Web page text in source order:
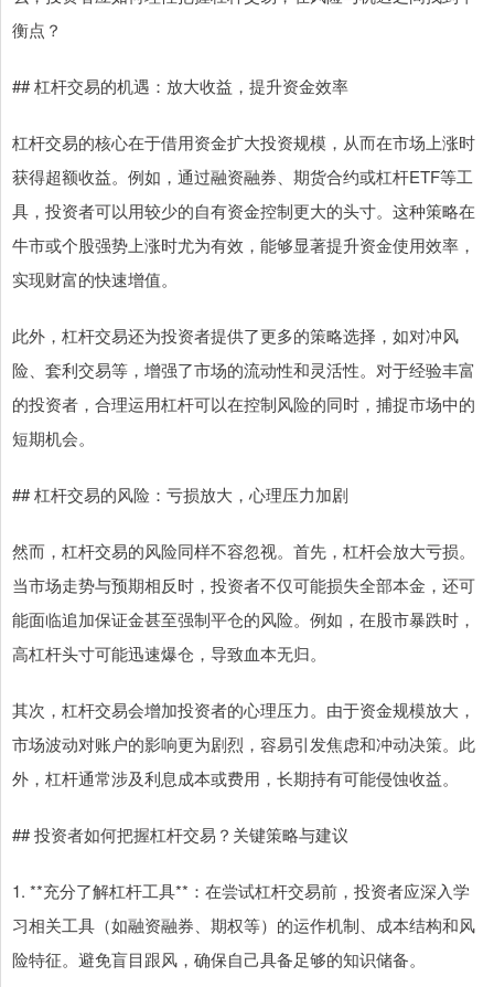
衡点？
## 杠杆交易的机遇：放大收益，提升资金效率
杠杆交易的核心在于借用资金扩大投资规模，从而在市场上涨时
获得超额收益。例如，通过融资融券、期货合约或杠杆ETF等工
具，投资者可以用较少的自有资金控制更大的头寸。这种策略在
牛市或个股强势上涨时尤为有效，能够显著提升资金使用效率，
实现财富的快速增值。
此外，杠杆交易还为投资者提供了更多的策略选择，如对冲风
险、套利交易等，增强了市场的流动性和灵活性。对于经验丰富
的投资者，合理运用杠杆可以在控制风险的同时，捕捉市场中的
短期机会。
## 杠杆交易的风险：亏损放大，心理压力加剧
然而，杠杆交易的风险同样不容忽视。首先，杠杆会放大亏损。
当市场走势与预期相反时，投资者不仅可能损失全部本金，还可
能面临追加保证金甚至强制平仓的风险。例如，在股市暴跌时，
高杠杆头寸可能迅速爆仓，导致血本无归。
其次，杠杆交易会增加投资者的心理压力。由于资金规模放大，
市场波动对账户的影响更为剧烈，容易引发焦虑和冲动决策。此
外，杠杆通常涉及利息成本或费用，长期持有可能侵蚀收益。
## 投资者如何把握杠杆交易？关键策略与建议
1. **充分了解杠杆工具**：在尝试杠杆交易前，投资者应深入学
习相关工具（如融资融券、期权等）的运作机制、成本结构和风
险特征。避免盲目跟风，确保自己具备足够的知识储备。